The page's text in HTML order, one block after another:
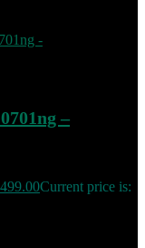
–
Current price is: